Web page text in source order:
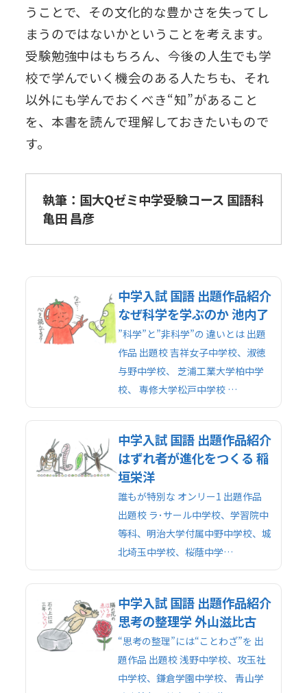
うことで、その文化的な豊かさを失ってし
まうのではないかということを考えます。
受験勉強中はもちろん、今後の人生でも学
校で学んでいく機会のある人たちも、それ
以外にも学んでおくべき“知”があること
を、本書を読んで理解しておきたいもので
す。
執筆：国大Qゼミ中学受験コース 国語科
亀田 昌彦
中学入試 国語 出題作品紹介
なぜ科学を学ぶのか 池内了
”科学”と”非科学”の 違いとは 出題
作品 出題校 吉祥女子中学校、淑徳
与野中学校、 芝浦工業大学柏中学
校、 専修大学松戸中学校 …
中学入試 国語 出題作品紹介
はずれ者が進化をつくる 稲
垣栄洋
誰もが特別な オンリー1 出題作品
出題校 ラ･サール中学校、学習院中
等科、明治大学付属中野中学校、城
北埼玉中学校、桜蔭中学…
中学入試 国語 出題作品紹介
思考の整理学 外山滋比古
“思考の整理”には“ことわざ”を 出
題作品 出題校 浅野中学校、攻玉社
中学校、鎌倉学園中学校、 青山学